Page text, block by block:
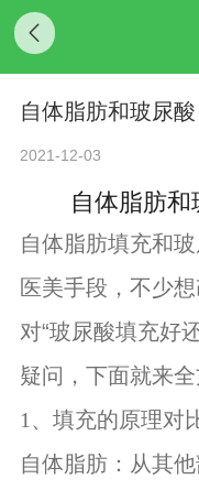
自体脂肪和玻尿
2021-12-03
自体脂肪
自体脂肪填充和
医美手段，不少
对“玻尿酸填充好
疑问，下面就来
1、填充的原理对
自体脂肪：从其